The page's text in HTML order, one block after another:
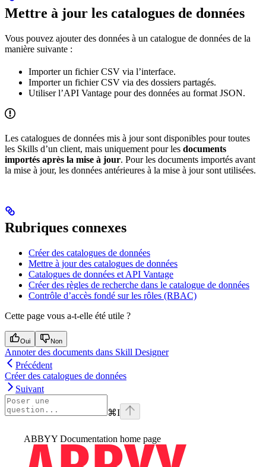
Mettre à jour les catalogues de données
Vous pouvez ajouter des données à un catalogue de données de la
manière suivante :
Importer un fichier CSV via l’interface.
Importer un fichier CSV via des dossiers partagés.
Utiliser l’API Vantage pour des données au format JSON.
Les catalogues de données mis à jour sont disponibles pour toutes
les Skills d’un client, mais uniquement pour les documents
importés après la mise à jour. Pour les documents importés avant
la mise à jour, les données antérieures à la mise à jour sont utilisées.
Rubriques connexes
Créer des catalogues de données
Mettre à jour des catalogues de données
Catalogues de données et API Vantage
Créer des règles de recherche dans le catalogue de données
Contrôle d’accès fondé sur les rôles (RBAC)
Cette page vous a-t-elle été utile ?
Oui Non
Annoter des documents dans Skill Designer
Précédent
Créer des catalogues de données
Suivant
⌘I
ABBYY Documentation home page